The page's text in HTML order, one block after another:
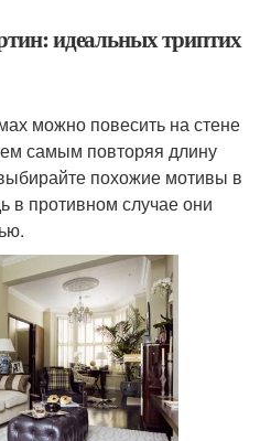
идеальных триптих
можно повесить на стене
самым повторяя длину
похожие мотивы в
в противном случае они